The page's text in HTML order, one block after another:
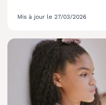
Mis à jour le 27/03/2026